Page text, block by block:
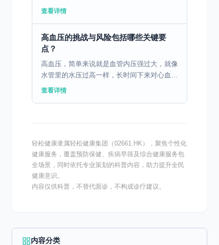
则是一条条错综复杂的“高速公路”，血液在其
查看详情
高血压的挑战与风险包括哪些关键要
点？
高血压，简单来说就是血管内压强过大，就像
水管里的水压过高一样，长时间下来对心血管
系统造成的损伤可不少。引起高血压的原因有
查看详情
轻松健康隶属轻松健康集团（02661.HK），聚焦个性化
健康服务，覆盖预防保健、疾病早筛及综合健康服务包
全场景，同时依托专业策划的科普内容，助力提升全民
健康意识。
内容仅供科普，不替代面诊，不构成诊疗建议。
内容分类